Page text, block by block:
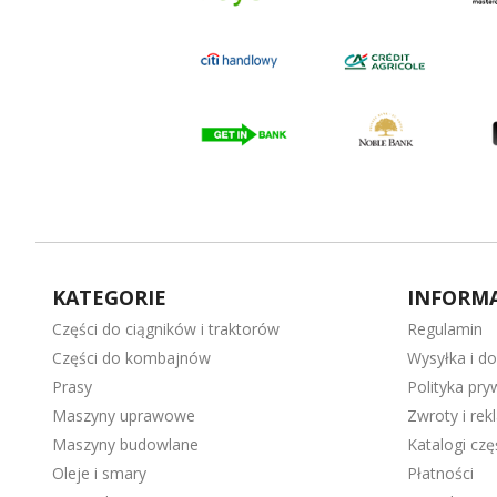
KATEGORIE
Części do ciągników i traktorów
Części do kombajnów
Prasy
Maszyny uprawowe
Maszyny budowlane
Oleje i smary
Regulamin
Wysyłka i
Polityka
Zwroty i
Katalogi
Płatności